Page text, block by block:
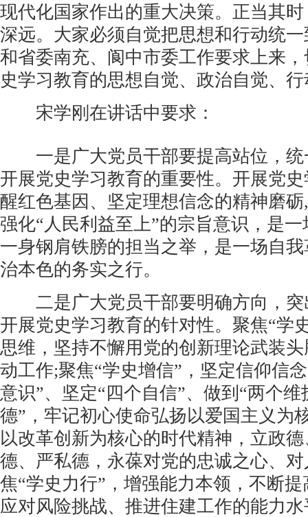
现代化国家作出的重大决策。正当其
深远。大家必须自觉把思想和行动统
和省委南充、阆中市委工作要求上来
史学习教育的思想自觉、政治自觉、
宋学刚在讲话中要求：
一是广大党员干部要提高站位，统
开展党史学习教育的重要性。开展党
醒红色基因、坚定理想信念的精神磨
强化“人民利益至上”的宗旨意识，是
一身钢肩铁膀的担当之举，是一场自
治本色的务实之行。
二是广大党员干部要明确方向，突
开展党史学习教育的针对性。聚焦“学
思维，坚持不懈用党的创新理论武装
动工作;聚焦“学史增信”，坚定信仰信
意识”、坚定“四个自信”、做到“两个维
德”，牢记初心使命弘扬以爱国主义为
以改革创新为核心的时代精神，立政
德、严私德，永葆对党的忠诚之心、
焦“学史力行”，增强能力本领，不断
应对风险挑战、推进住建工作的能力